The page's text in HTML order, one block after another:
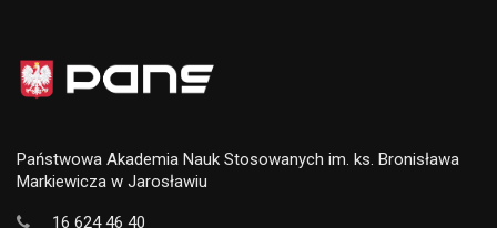
Państwowa Akademia Nauk Stosowanych im. ks. Bronisława
Markiewicza w Jarosławiu
16 624 46 40